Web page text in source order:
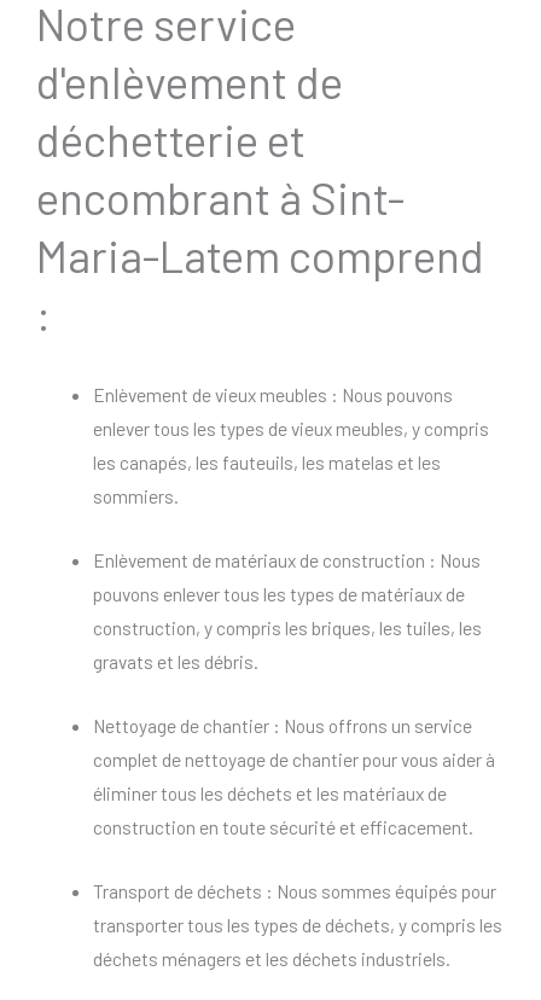
Notre service
d'enlèvement de
déchetterie et
encombrant à Sint-
Maria-Latem comprend
:
Enlèvement de vieux meubles : Nous pouvons
enlever tous les types de vieux meubles, y compris
les canapés, les fauteuils, les matelas et les
sommiers.
Enlèvement de matériaux de construction : Nous
pouvons enlever tous les types de matériaux de
construction, y compris les briques, les tuiles, les
gravats et les débris.
Nettoyage de chantier : Nous offrons un service
complet de nettoyage de chantier pour vous aider à
éliminer tous les déchets et les matériaux de
construction en toute sécurité et efficacement.
Transport de déchets : Nous sommes équipés pour
transporter tous les types de déchets, y compris les
déchets ménagers et les déchets industriels.